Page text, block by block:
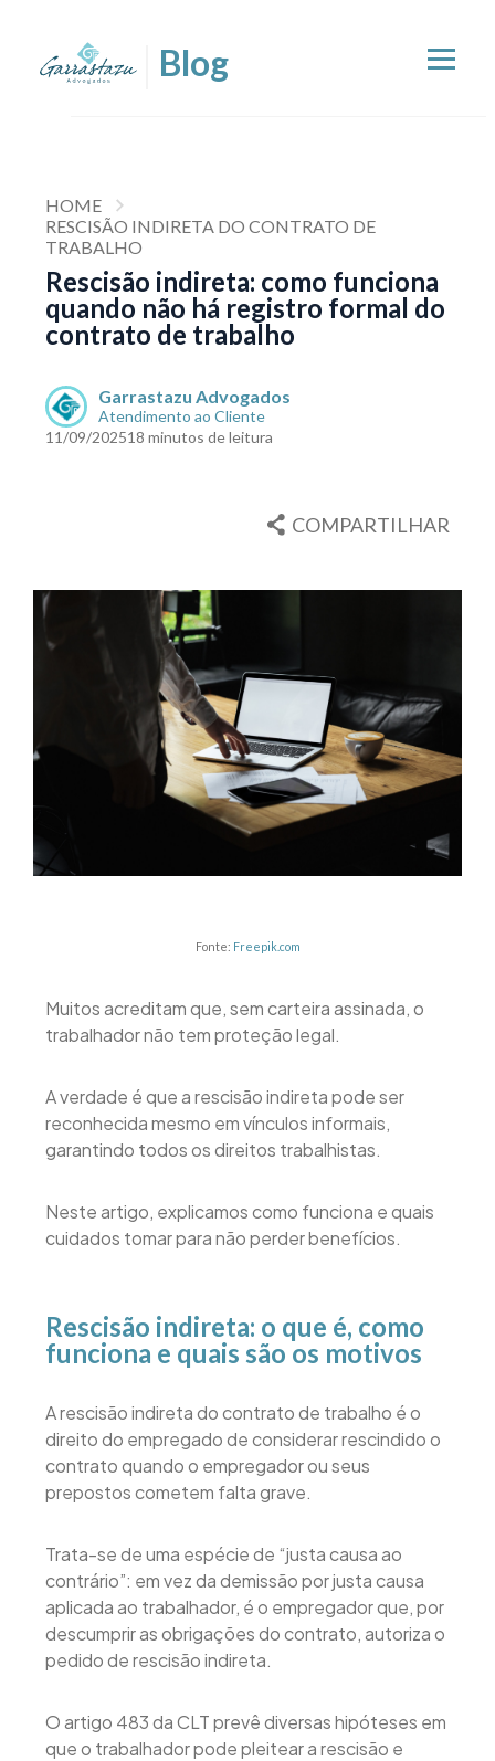
HOME
RESCISÃO INDIRETA DO CONTRATO DE
TRABALHO
Rescisão indireta: como funciona
quando não há registro formal do
contrato de trabalho
Garrastazu Advogados
Atendimento ao Cliente
11/09/202518 minutos de leitura
COMPARTILHAR
Fonte: Freepik.com
Muitos acreditam que, sem carteira assinada, o
trabalhador não tem proteção legal.
A verdade é que a rescisão indireta pode ser
reconhecida mesmo em vínculos informais,
garantindo todos os direitos trabalhistas.
Neste artigo, explicamos como funciona e quais
cuidados tomar para não perder benefícios.
Rescisão indireta: o que é, como
funciona e quais são os motivos
A rescisão indireta do contrato de trabalho é o
direito do empregado de considerar rescindido o
contrato quando o empregador ou seus
prepostos cometem falta grave.
Trata-se de uma espécie de “justa causa ao
contrário”: em vez da demissão por justa causa
aplicada ao trabalhador, é o empregador que, por
descumprir as obrigações do contrato, autoriza o
pedido de rescisão indireta.
O artigo 483 da CLT prevê diversas hipóteses em
que o trabalhador pode pleitear a rescisão e